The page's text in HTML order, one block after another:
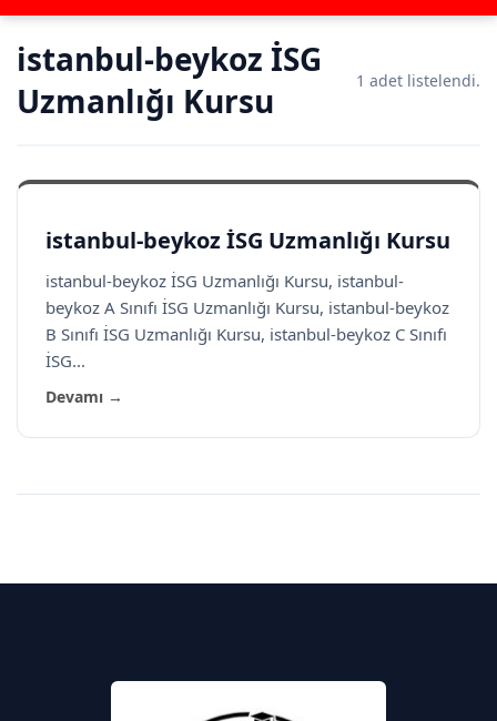
istanbul-beykoz İSG
Uzmanlığı Kursu
1 adet listelendi.
istanbul-beykoz İSG Uzmanlığı Kursu
istanbul-beykoz İSG Uzmanlığı Kursu, istanbul-
beykoz A Sınıfı İSG Uzmanlığı Kursu, istanbul-beykoz
B Sınıfı İSG Uzmanlığı Kursu, istanbul-beykoz C Sınıfı
İSG...
Devamı →